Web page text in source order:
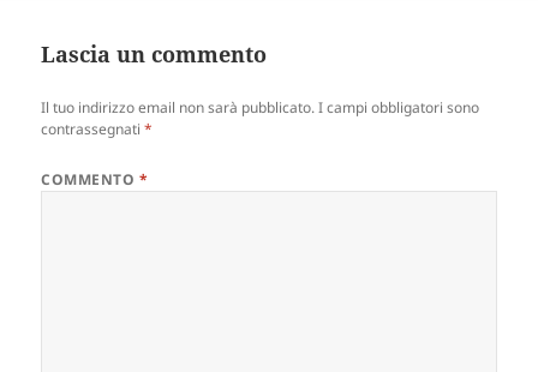
Lascia un commento
Il tuo indirizzo email non sarà pubblicato. I campi obbligatori sono
contrassegnati*
COMMENTO *